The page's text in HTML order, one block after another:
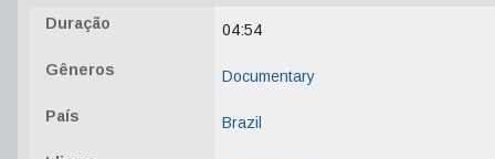
Duração 04:54
Gêneros Documentary
País Brazil